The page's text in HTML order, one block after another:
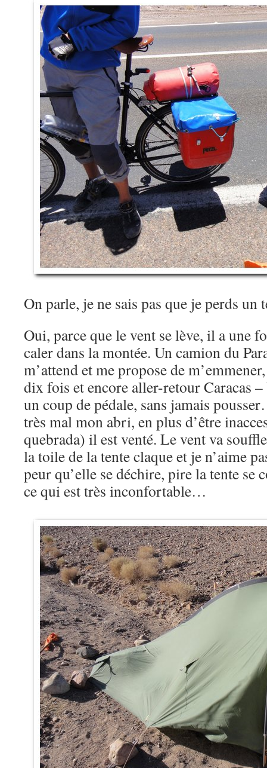
On parle, je ne sais pas que je perds
Oui, parce que le vent se lève, il a une
caler dans la montée. Un camion du
m’attend et me propose de
dix fois et encore aller-retour Caracas
un coup de pédale, sans jamais
très mal mon abri, en plus d’être
quebrada) il est venté. Le vent va
la toile de la tente claque et je n’aime
peur qu’elle se déchire, pire la tente se
ce qui est très inconfortable…